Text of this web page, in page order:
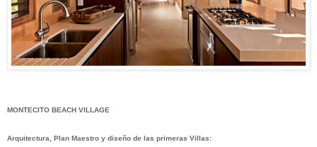
MONTECITO BEACH VILLAGE
Arquitectura, Plan Maestro y diseño de las primeras Villas: